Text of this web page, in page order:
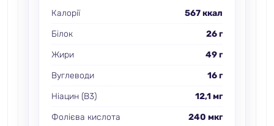
Калорії
567 ккал
Білок
26 г
Жири
49 г
Вуглеводи
16 г
Ніацин (B3)
12,1 мг
Фолієва кислота
240 мкг